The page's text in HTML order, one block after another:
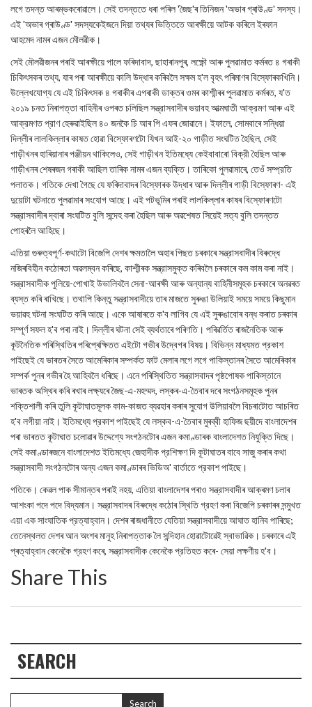
লগে তদন্ত আৰম্ভকৰোৱালে। সেই তদন্ততে ধৰা পৰিল 'জৈছ'ৰ তিনিজন 'অভাৰ গ্ৰাউণ্ড' সদস্য।
এই 'অভাৰ গ্ৰাউণ্ড' সদস্যকেইজনে দিয়া তথ্যৰ ভিত্তিতে আৰক্ষীয়ে আটক কৰিলে ইৰফান
আহমেদ নামৰ এজন মৌলৱীক।
সেই মৌলৱীজনৰ পৰাই আৰক্ষীয়ে পালে ফৰিদাবাদ, ছাহাৰানপুৰ, লক্ষ্ণৌ আৰু পুলৱামাত কৰ্মৰত ৪ গৰাকী
চিকিৎসকৰ তথ্য, যাৰ পৰা আৰক্ষীয়ে কালি উদ্ধাৰ কৰিবলৈ সক্ষম হ'ল বৃহৎ পৰিমাণৰ বিস্ফোৰকখিনি।
উল্লেখযোগ্য যে এই চিকিৎসক ৪ গৰাকীৰ এগৰাকী ডাক্তৰ ওমৰ কাশ্মীৰৰ পুলৱামাত কৰ্মৰত, য'ত
২০১৯ চনত নিৰাপত্তা বাহিনীৰ ওপৰত চলিছিল সন্ত্রাসবাদীৰ ভয়াবহ আত্মঘাতী আক্রমণ আৰু এই
আক্রমণত প্রাণ হেৰুৱাইছিল ৪০ জনকৈ চি আৰ পি এফৰ জোৱানে। ইফালে, সোমবাৰে সন্ধিয়া
দিল্লীৰ লালকিল্লাৰ কাষত হোৱা বিস্ফোৰণটো যিখন আই-২০ গাড়ীত সংঘটিত হৈছিল, সেই
গাড়ীখনৰ হাৰিয়ানাৰ পঞ্জীয়ন থাকিলেও, সেই গাড়ীখন ইতিমধ্যে কেইবাবাৰো বিক্রী হৈছিল আৰু
গাড়ীখনৰ শেষৰজন গৰাকী আছিল তাৰিক নামৰ এজন ব্যক্তি। তাৰিকো পুলৱামাৰে, তেওঁ সম্প্রতি
পলাতক। গতিকে দেখা গৈছে যে ফৰিদাবাদৰ বিস্ফোৰক উদ্ধাৰ আৰু দিল্লীৰ গাড়ী বিস্ফোৰণ- এই
দুয়োটা ঘটনাতে পুলৱামাৰ সংযোগ আছে। এই পটভূমিৰ পৰাই লালকিল্লাৰ কাষৰ বিস্ফোৰণটো
সন্ত্রাসবাদীৰ দ্বাৰা সংঘটিত বুলি সন্দেহ কৰা হৈছিল আৰু অৱশেষত সিয়েই সত্য বুলি তদন্তত
পোহৰলৈ আহিছে।
এতিয়া গুৰুত্বপূর্ণ-কথাটো বিজেপি দেশৰ ক্ষমতালৈ অহাৰ পিছত চৰকাৰে সন্ত্রাসবাদীৰ বিৰুদ্ধে
নজিৰবিহীন কঠোৰতা অৱলম্বন কৰিছে, কাশ্মীৰক সন্ত্রাসমুক্ত কৰিবলৈ চৰকাৰে কম কাম কৰা নাই।
সন্ত্রাসবাদীক পুলিয়ে-পোখাই উভালিবলৈ সেনা-আৰক্ষী আৰু অন্যান্য বাহিনীসমূহক চৰকাৰে অনৱৰত
ব্যস্ত কৰি ৰাখিছে। তথাপি কিন্তু সন্ত্রাসবাদীয়ে তাৰ মাজতে সুৰুঙা উলিয়াই সময়ে সময়ে কিছুমান
ভয়াৱহ ঘটনা সংঘটিত কৰি আছে। একে আষাৰতে ক'ব লাগিব যে এই সুৰুঙাবোৰ বন্ধ কৰাত চৰকাৰ
সম্পূর্ণ সফল হ'ব পৰা নাই। দিল্লীৰ ঘটনা সেই ব্যর্থতাৰে পৰিণতি। পৰিৱৰ্তিত ৰাজনৈতিক আৰু
কূটনৈতিক পৰিস্থিতিৰ পৰিপ্ৰেক্ষিতত এইটো গভীৰ উদ্বেগৰ বিষয়। বিভিন্ন মাধ্যমত প্রকাশ
পাইছেই যে ভাৰতৰ সৈতে আমেৰিকাৰ সম্পৰ্কত ফাট মেলাৰ লগে লগে পাকিস্তানৰ সৈতে আমেৰিকাৰ
সম্পৰ্ক পুনৰ গভীৰ হৈ আহিবলৈ ধৰিছে। এনে পৰিস্থিতিত সন্ত্রাসবাদৰ পৃষ্ঠপোষক পাকিস্তানে
ভাৰতক অস্থিৰ কৰি ৰখাৰ লক্ষ্যৰে জৈছ-এ-মহম্মদ, লস্কৰ-এ-তৈবাৰ দৰে সংগঠনসমূহক পুনৰ
শক্তিশালী কৰি তুলি কূটাঘাতমূলক কাম-কাজত ব্যৱহাৰ কৰাৰ সুযোগ উলিয়াবলৈ বিচৰাটোত আচৰিত
হ'ব লগীয়া নাই। ইতিমধ্যে প্রকাশ পাইছেই যে লস্কব-এ-তৈবাৰ মুৰব্বী হাফিজ ছয়ীদে বাংলাদেশৰ
পৰা ভাৰতত কূটাঘাত চলোৱাৰ উদ্দেশ্যে সংগঠনটোৰ এজন কমাণ্ডাৰক বাংলাদেশত নিযুক্তি দিছে।
সেই কমাণ্ডাৰজনে বাংলাদেশত ইতিমধ্যে জেহাদীক প্রশিক্ষণ দি কূটাঘাতৰ বাবে সাজু কৰাৰ কথা
সন্ত্রাসবাদী সংগঠনটোৰ অন্য এজন কমাণ্ডাৰৰ ভিডিঅ' বার্তাতে প্রকাশ পাইছে।
গতিকে। কেৱল পাক সীমান্তৰ পৰাই নহয়, এতিয়া বাংলাদেশৰ পৰাও সন্ত্রাসবাদীৰ আক্ৰমণ চলাৰ
আশংকা পদে পদে বিদ্যমান। সন্ত্রাসবাদৰ বিৰুদ্ধে কঠোৰ স্থিতি গ্রহণ কৰা বিজেপি চৰকাৰৰ সন্মুখত
এয়া এক সাংঘাতিক প্রত্যাহ্বান। দেশৰ ৰাজধানীতে যেতিয়া সন্ত্রাসবাদীয়ে আঘাত হানিব পাৰিছে;
তেনেস্থলত দেশৰ আন অংশৰ মানুহ নিৰাপত্তাক লৈ সন্দিহান হোৱাটোৱেই স্বাভাৱিক। চৰকাৰে এই
প্ৰত্যাহ্বান কেনেকৈ গ্রহণ কৰে, সন্ত্রাসবাদীক কেনেকৈ প্রতিহত কৰে- সেয়া লক্ষণীয় হ'ব।
Share This
SEARCH